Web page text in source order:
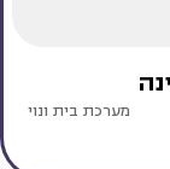
מערכת בית ונוי